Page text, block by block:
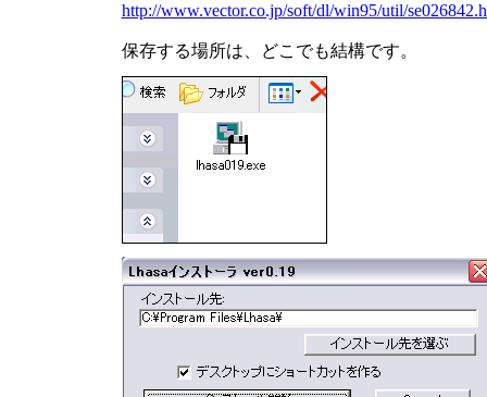
http://www.vector.co.jp/soft/dl/win95/util/
保存する場所は、どこでも結構です。